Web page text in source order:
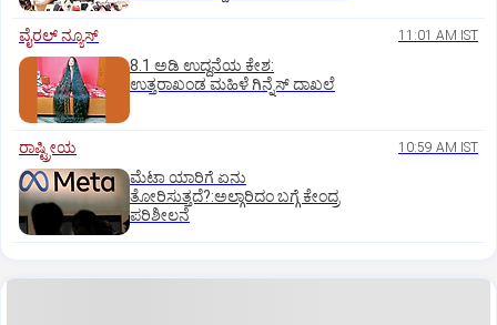
ವೈರಲ್ ನ್ಯೂಸ್ 11:01 AM IST
8.1 ಅಡಿ ಉದ್ದನೆಯ ಕೇಶ:
ಉತ್ತರಾಖಂಡ ಮಹಿಳೆ ಗಿನ್ನೆಸ್‌ ದಾಖಲೆ
ರಾಷ್ಟ್ರೀಯ 10:59 AM IST
ಮೆಟಾ ಯಾರಿಗೆ ಏನು
ತೋರಿಸುತ್ತದೆ?:ಅಲ್ಗಾರಿದಂ ಬಗ್ಗೆ ಕೇಂದ್ರ
ಪರಿಶೀಲನೆ